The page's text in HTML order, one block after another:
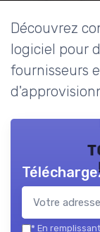
Découvrez
logiciel pour
fournisseurs
* En